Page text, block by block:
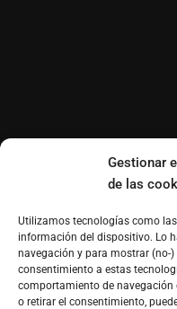
Gestionar
de las
Utilizamos tecnologías como
información del dispositivo. Lo
navegación y para mostrar (no-
consentimiento a estas
comportamiento de navegación
o retirar el consentimiento,